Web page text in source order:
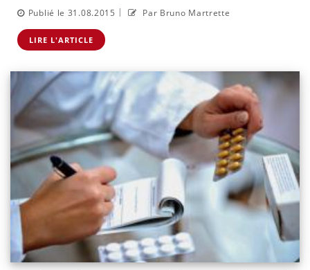
Publié le 31.08.2015 | Par Bruno Martrette
LIRE L'ARTICLE